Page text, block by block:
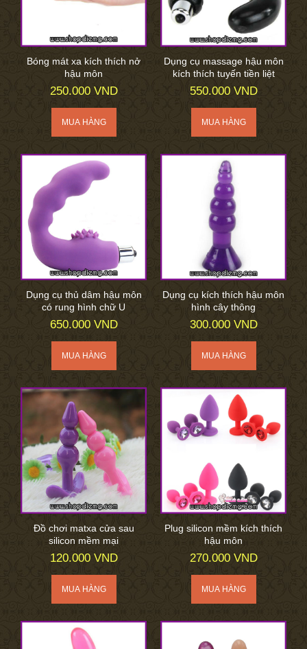
Bóng mát xa kích thích nở
hậu môn
250.000 VND
Dụng cụ massage hậu môn
kích thích tuyến tiền liệt
550.000 VND
Dụng cụ thủ dâm hậu môn
có rung hình chữ U
650.000 VND
Dụng cụ kích thích hậu môn
hình cây thông
300.000 VND
Đồ chơi matxa cửa sau
silicon mềm mại
120.000 VND
Plug silicon mềm kích thích
hậu môn
270.000 VND